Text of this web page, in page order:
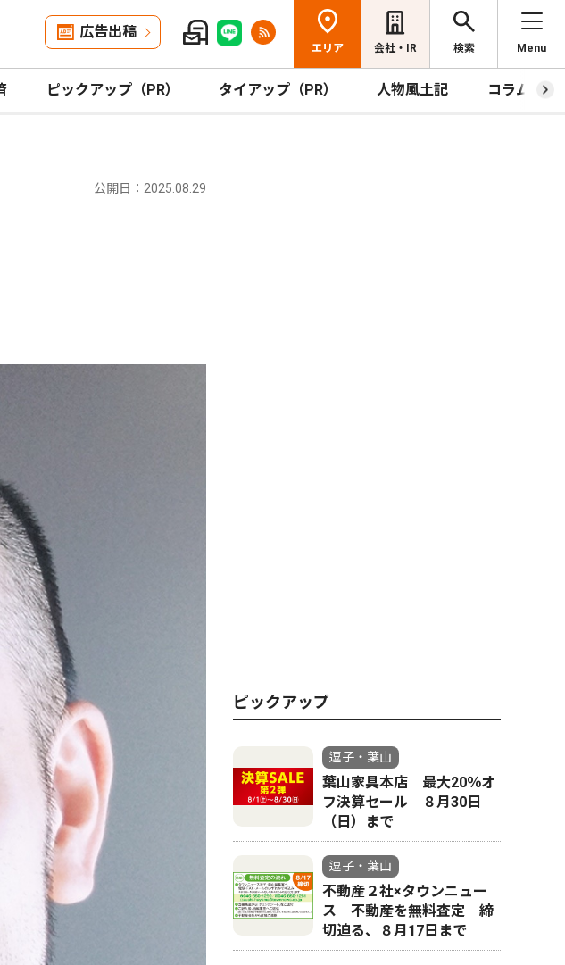
広告出稿
エリア 会社・IR 検索 Menu
ピックアップ（PR） タイアップ（PR） 人物風土記 コラム
公開日：2025.08.29
ピックアップ
逗子・葉山
葉山家具本店 最大20％オ
フ決算セール ８月30日
（日）まで
逗子・葉山
不動産２社×タウンニュー
ス 不動産を無料査定 締
切迫る、８月17日まで